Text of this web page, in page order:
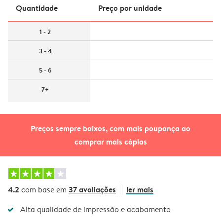
Preços sempre baixos, com mais poupança ao
comprar mais cópias
Quantidade Preço por unidade
1 - 2
3 - 4
5 - 6
7+
4.2 com base em 37 avaliações ler mais
Alta qualidade de impressão e acabamento